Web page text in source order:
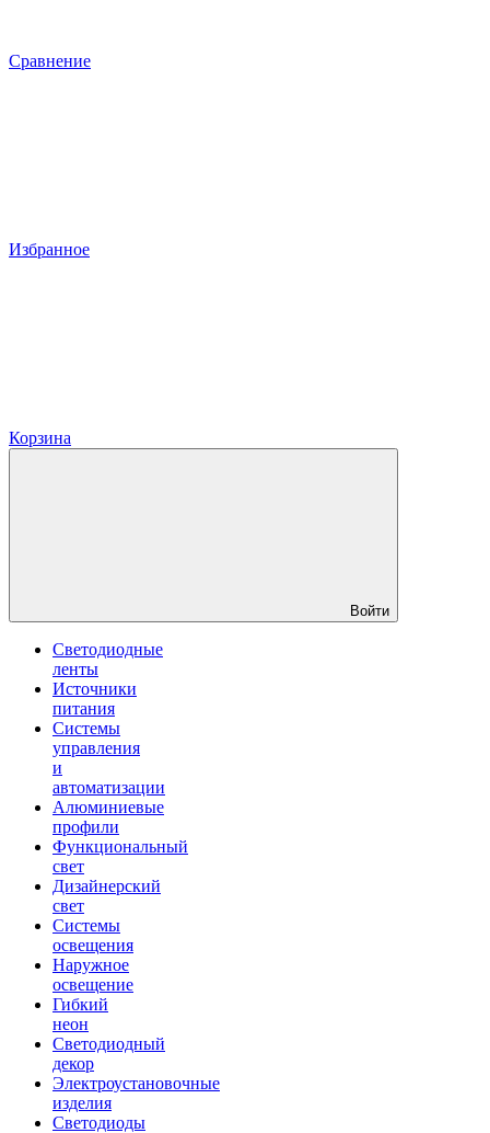
Сравнение
Избранное
Корзина
Войти
Светодиодные
ленты
Источники
питания
Системы
управления
и
автоматизации
Алюминиевые
профили
Функциональный
свет
Дизайнерский
свет
Системы
освещения
Наружное
освещение
Гибкий
неон
Светодиодный
декор
Электроустановочные
изделия
Светодиоды